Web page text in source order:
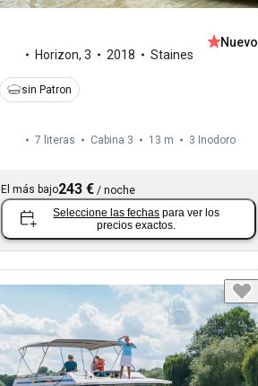
Horizon, 3 2018 Staines
Nuevo
sin Patron
7 literas Cabina 3 13 m 3 Inodoro
El más bajo243 € / noche
Seleccione las fechas para ver los
precios exactos.